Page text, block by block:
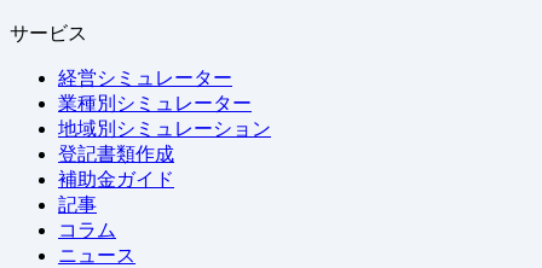
サービス
経営シミュレーター
業種別シミュレーター
地域別シミュレーション
登記書類作成
補助金ガイド
記事
コラム
ニュース